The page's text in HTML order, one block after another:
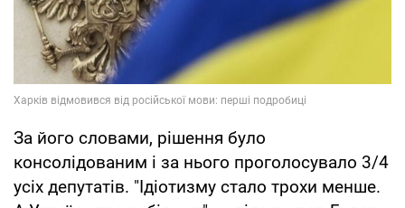
За його словами, рішення було
консолідованим і за нього проголосувало 3/4
усіх депутатів. "Ідіотизму стало трохи менше.